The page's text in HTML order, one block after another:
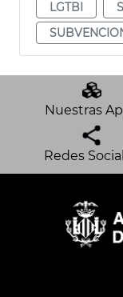
LGTBI
Nuestras
Redes